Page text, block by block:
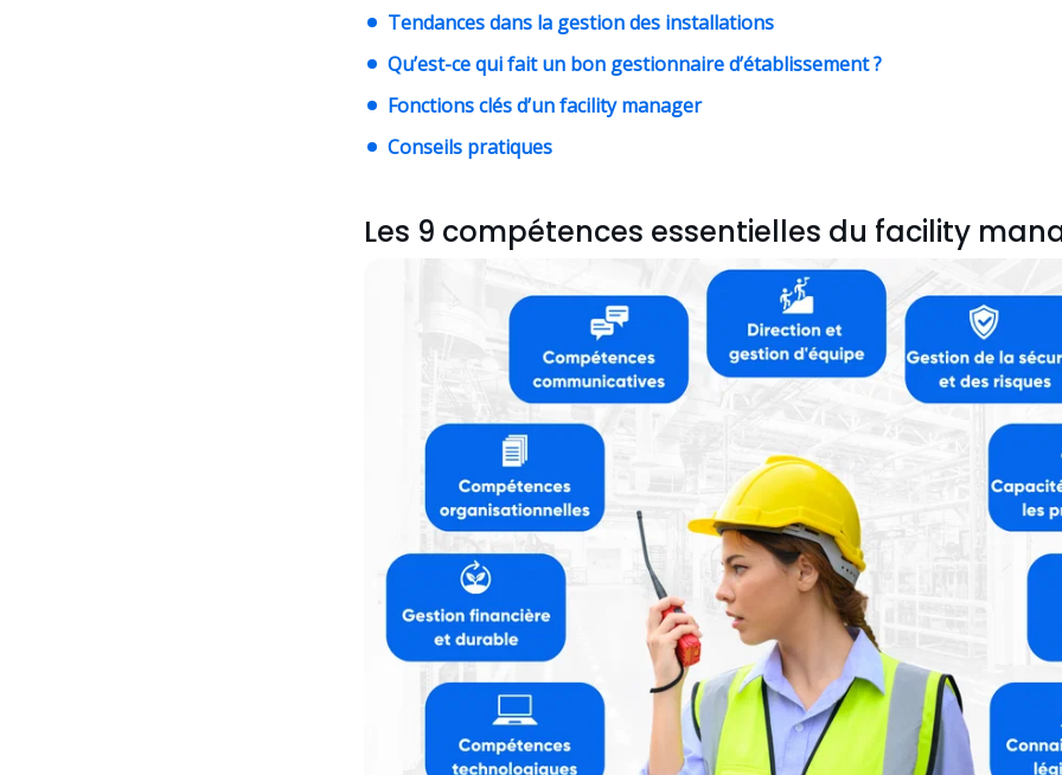
Tendances dans la gestion des installations
Qu’est-ce qui fait un bon gestionnaire d’établissement ?
Fonctions clés d’un facility manager
Conseils pratiques
Les 9 compétences essentielles du facility